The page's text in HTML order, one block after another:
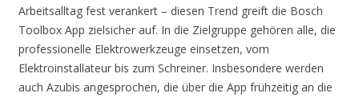
Arbeitsalltag fest verankert – diesen Trend greift die Bosch
Toolbox App zielsicher auf. In die Zielgruppe gehören alle, die
professionelle Elektrowerkzeuge einsetzen, vom
Elektroinstallateur bis zum Schreiner. Insbesondere werden
auch Azubis angesprochen, die über die App frühzeitig an die